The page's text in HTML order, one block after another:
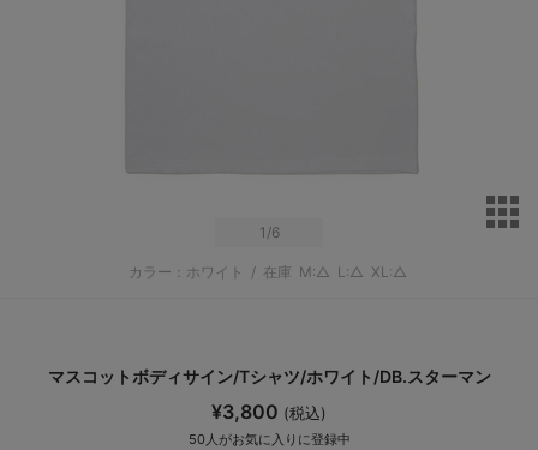
1 /6
カラー：ホワイト / 在庫 M:△ L:△ XL:△
マスコットボディサイン/Tシャツ/ホワイト/DB.スターマン
¥3,800 (税込)
50 人がお気に入りに登録中